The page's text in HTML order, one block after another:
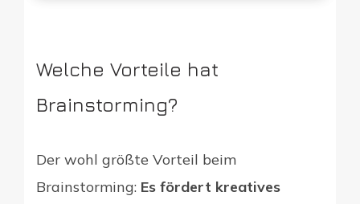
Welche Vorteile hat
Brainstorming?
Der wohl größte Vorteil beim
Brainstorming: Es fördert kreatives